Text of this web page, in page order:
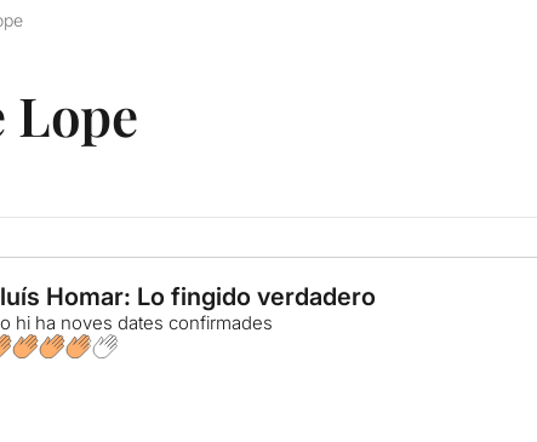
Lope
Homar: Lo fingido verdadero
hi ha noves dates confirmades